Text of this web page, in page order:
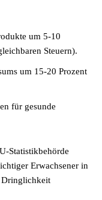
um 5-10
Steuern).
um 15-20 Prozent
für gesunde
Statistikbehörde
Erwachsener in
Dringlichkeit